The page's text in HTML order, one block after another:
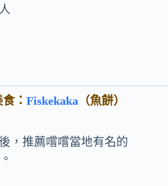
： Fiskekaka （魚餅）
，推薦嚐嚐當地有名的